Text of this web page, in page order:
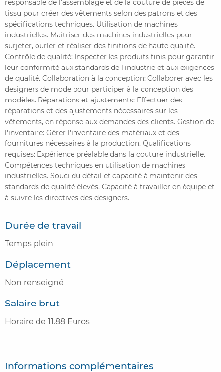
responsable de l'assemblage et de la couture de pièces de
tissu pour créer des vêtements selon des patrons et des
spécifications techniques. Utilisation de machines
industrielles: Maîtriser des machines industrielles pour
surjeter, ourler et réaliser des finitions de haute qualité.
Contrôle de qualité: Inspecter les produits finis pour garantir
leur conformité aux standards de l'industrie et aux exigences
de qualité. Collaboration à la conception: Collaborer avec les
designers de mode pour participer à la conception des
modèles. Réparations et ajustements: Effectuer des
réparations et des ajustements nécessaires sur les
vêtements, en réponse aux demandes des clients. Gestion de
l'inventaire: Gérer l'inventaire des matériaux et des
fournitures nécessaires à la production. Qualifications
requises: Expérience préalable dans la couture industrielle.
Compétences techniques en utilisation de machines
industrielles. Souci du détail et capacité à maintenir des
standards de qualité élevés. Capacité à travailler en équipe et
à suivre les directives des designers.
Durée de travail
Temps plein
Déplacement
Non renseigné
Salaire brut
Horaire de 11.88 Euros
Informations complémentaires